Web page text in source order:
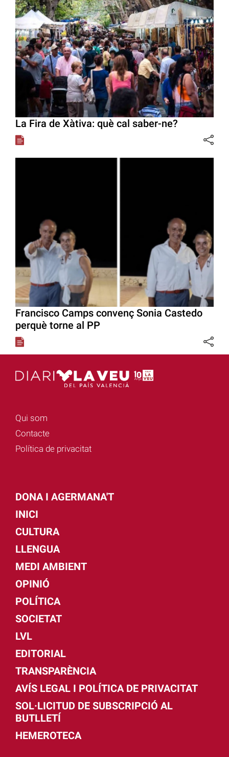
La Fira de Xàtiva: què cal saber-ne?
Francisco Camps convenç Sonia Castedo
perquè torne al PP
Qui som
Contacte
Política de privacitat
DONA I AGERMANA'T
INICI
CULTURA
LLENGUA
MEDI AMBIENT
OPINIÓ
POLÍTICA
SOCIETAT
LVL
EDITORIAL
TRANSPARÈNCIA
AVÍS LEGAL I POLÍTICA DE PRIVACITAT
SOL·LICITUD DE SUBSCRIPCIÓ AL
BUTLLETÍ
HEMEROTECA